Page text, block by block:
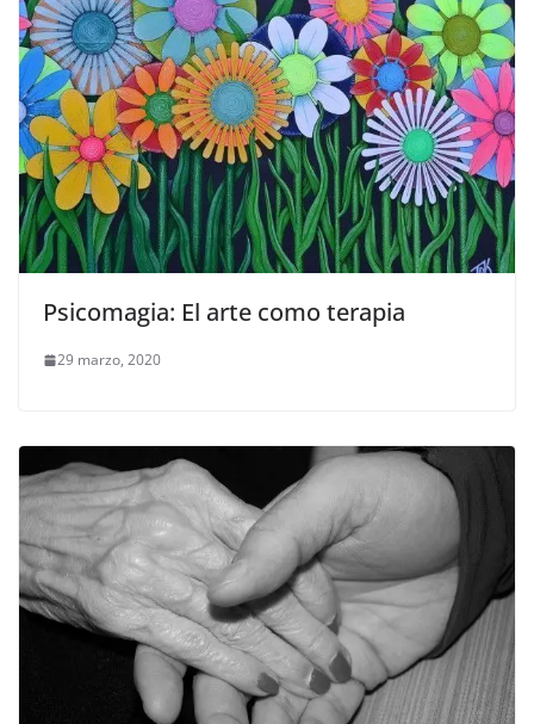
Psicomagia: El arte como terapia
29 marzo, 2020